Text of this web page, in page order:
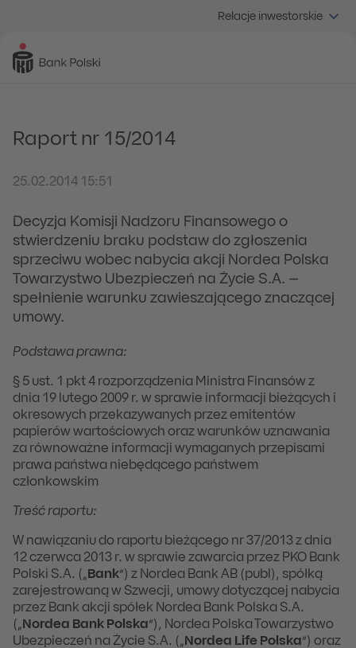
Relacje inwestorskie
Raport nr 15/2014
25.02.2014 15:51
Decyzja Komisji Nadzoru Finansowego o
stwierdzeniu braku podstaw do zgłoszenia
sprzeciwu wobec nabycia akcji Nordea Polska
Towarzystwo Ubezpieczeń na Życie S.A. –
spełnienie warunku zawieszającego znaczącej
umowy.
Podstawa prawna:
§ 5 ust. 1 pkt 4 rozporządzenia Ministra Finansów z
dnia 19 lutego 2009 r. w sprawie informacji bieżących i
okresowych przekazywanych przez emitentów
papierów wartościowych oraz warunków uznawania
za równoważne informacji wymaganych przepisami
prawa państwa niebędącego państwem
członkowskim
Treść raportu:
W nawiązaniu do raportu bieżącego nr 37/2013 z dnia
12 czerwca 2013 r. w sprawie zawarcia przez PKO Bank
Polski S.A. („ Bank”) z Nordea Bank AB (publ), spółką
zarejestrowaną w Szwecji, umowy dotyczącej nabycia
przez Bank akcji spółek Nordea Bank Polska S.A.
(„ Nordea Bank Polska ”), Nordea Polska Towarzystwo
Ubezpieczeń na Życie S.A. („ Nordea Life Polska ”) oraz